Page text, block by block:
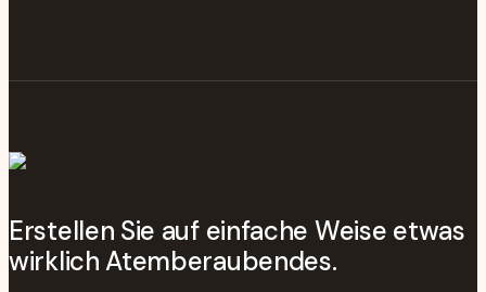
Erstellen Sie auf einfache Weise etwas
wirklich Atemberaubendes.